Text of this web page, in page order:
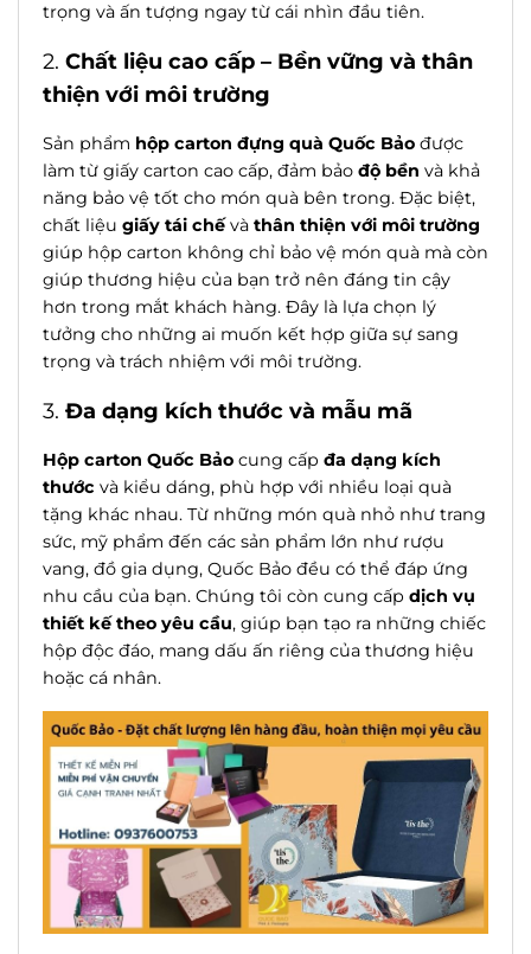
trọng và ấn tượng ngay từ cái nhìn đầu tiên.
2. Chất liệu cao cấp – Bền vững và thân
thiện với môi trường
Sản phẩm hộp carton đựng quà Quốc Bảo được
làm từ giấy carton cao cấp, đảm bảo độ bền và khả
năng bảo vệ tốt cho món quà bên trong. Đặc biệt,
chất liệu giấy tái chếvà thân thiện với môi trường
giúp hộp carton không chỉ bảo vệ món quà mà còn
giúp thương hiệu của bạn trở nên đáng tin cậy
hơn trong mắt khách hàng. Đây là lựa chọn lý
tưởng cho những ai muốn kết hợp giữa sự sang
trọng và trách nhiệm với môi trường.
3. Đa dạng kích thước và mẫu mã
Hộp carton Quốc Bảo cung cấp đa dạng kích
thước và kiểu dáng, phù hợp với nhiều loại quà
tặng khác nhau. Từ những món quà nhỏ như trang
sức, mỹ phẩm đến các sản phẩm lớn như rượu
vang, đồ gia dụng, Quốc Bảo đều có thể đáp ứng
nhu cầu của bạn. Chúng tôi còn cung cấp dịch vụ
thiết kế theo yêu cầu, giúp bạn tạo ra những chiếc
hộp độc đáo, mang dấu ấn riêng của thương hiệu
hoặc cá nhân.